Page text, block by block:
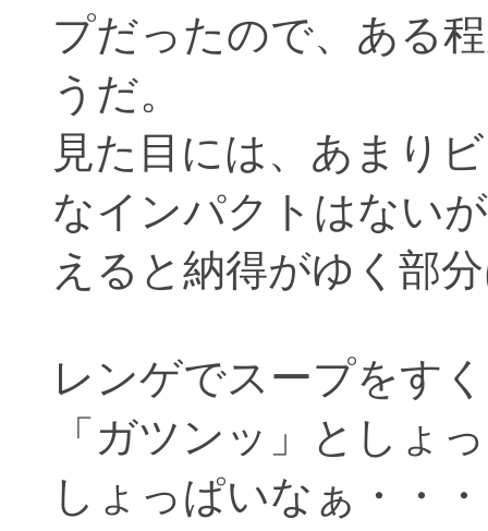
プだったので、ある
うだ。
見た目には、あまり
なインパクトはない
えると納得がゆく部
レンゲでスープをす
「ガツンッ」としょ
しょっぱいなぁ・・